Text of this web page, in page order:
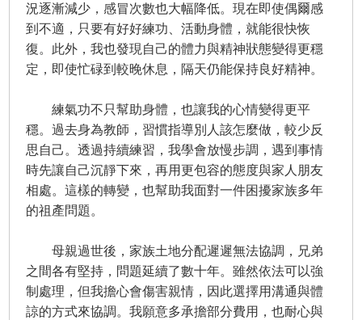
況逐漸減少，感冒次數也大幅降低。現在即使偶爾感
到不適，只要有好好練功、活動身體，就能很快恢
復。此外，我也發現自己的體力與精神狀態變得更穩
定，即使忙碌到較晚休息，隔天仍能保持良好精神。
練氣功不只幫助身體，也讓我的心情變得更平
穩。過去身為教師，習慣指導別人該怎麼做，較少反
思自己。透過持續練習，我學會放慢步調，遇到事情
時先讓自己沉靜下來，再用更包容的態度與家人朋友
相處。這樣的轉變，也幫助我面對一件困擾家族多年
的祖產問題。
母親過世後，家族土地分配遲遲無法協調，兄弟
之間各有堅持，問題延續了數十年。雖然依法可以強
制處理，但我擔心會傷害親情，因此選擇用溝通與體
諒的方式來協調。我願意多承擔部分費用，也耐心與